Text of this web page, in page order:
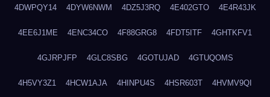
4DWPQY14 4DYW6NWM 4DZ5J3RQ 4E402GTO 4E4R43JK
4EE6J1ME 4ENC34CO 4F88GRG8 4FDT5ITF 4GHTKFV1
4GJRPJFP 4GLC8SBG 4GOTUJAD 4GTUQOMS
4H5VY3Z1 4HCW1AJA 4HINPU4S 4HSR603T 4HVMV9QI